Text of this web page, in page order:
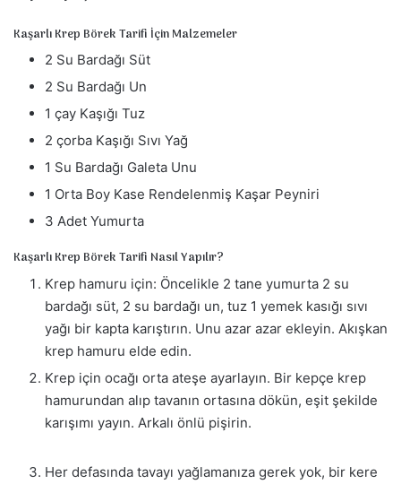
Kaşarlı Krep Börek Tarifi İçin Malzemeler
2 Su Bardağı Süt
2 Su Bardağı Un
1 çay Kaşığı Tuz
2 çorba Kaşığı Sıvı Yağ
1 Su Bardağı Galeta Unu
1 Orta Boy Kase Rendelenmiş Kaşar Peyniri
3 Adet Yumurta
Kaşarlı Krep Börek Tarifi Nasıl Yapılır?
Krep hamuru için: Öncelikle 2 tane yumurta 2 su
bardağı süt, 2 su bardağı un, tuz 1 yemek kasığı sıvı
yağı bir kapta karıştırın. Unu azar azar ekleyin. Akışkan
krep hamuru elde edin.
Krep için ocağı orta ateşe ayarlayın. Bir kepçe krep
hamurundan alıp tavanın ortasına dökün, eşit şekilde
karışımı yayın. Arkalı önlü pişirin.
Her defasında tavayı yağlamanıza gerek yok, bir kere